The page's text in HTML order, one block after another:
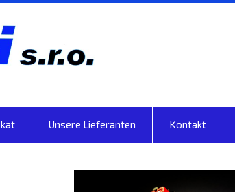
Unsere Lieferanten Kontakt